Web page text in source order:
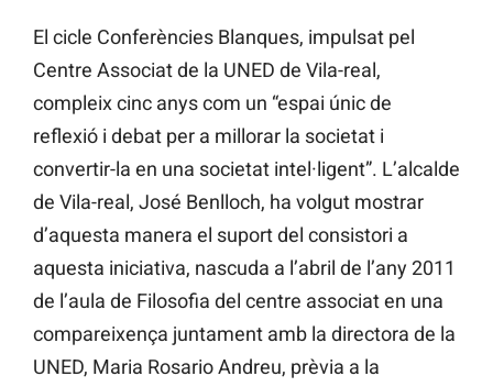
El cicle Conferències Blanques, impulsat pel
Centre Associat de la UNED de Vila-real,
compleix cinc anys com un “espai únic de
reflexió i debat per a millorar la societat i
convertir-la en una societat intel·ligent”. L’alcalde
de Vila-real, José Benlloch, ha volgut mostrar
d’aquesta manera el suport del consistori a
aquesta iniciativa, nascuda a l’abril de l’any 2011
de l’aula de Filosofia del centre associat en una
compareixença juntament amb la directora de la
UNED, Maria Rosario Andreu, prèvia a la